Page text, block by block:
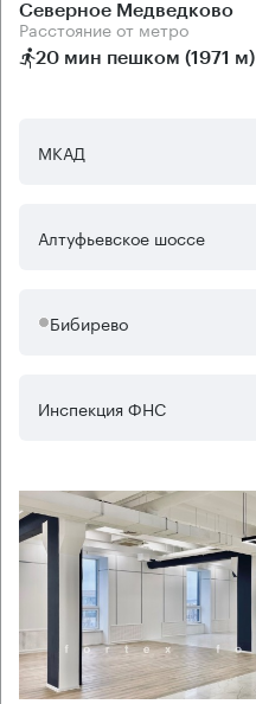
Северное Медведково
Расстояние от метро
20 мин пешком (1971 м)
МКАД
Алтуфьевское шоссе
Бибирево
Инспекция ФНС